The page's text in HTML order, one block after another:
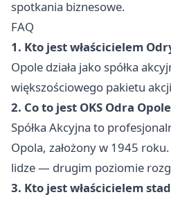
spotkania biznesowe.
FAQ
1. Kto jest właścicielem
Opole działa jako spółka
większościowego pakietu
2. Co to jest OKS Odra
Spółka Akcyjna to
Opola, założony w 1945
lidze — drugim poziomie
3. Kto jest właścicielem